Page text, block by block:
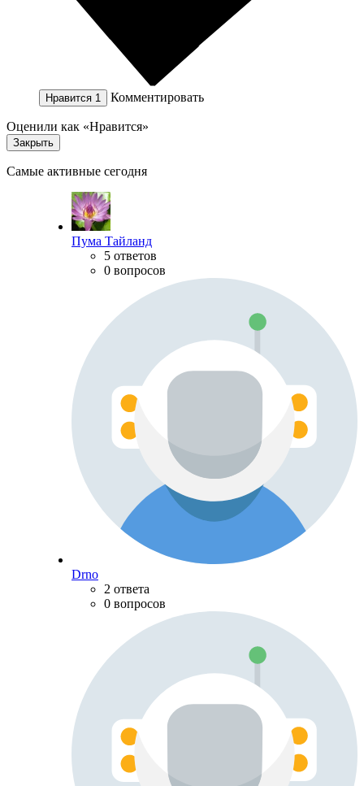
Нравится 1 Комментировать
Оценили как «Нравится»
Закрыть
Самые активные сегодня
Пума Тайланд
5 ответов
0 вопросов
Drno
2 ответа
0 вопросов